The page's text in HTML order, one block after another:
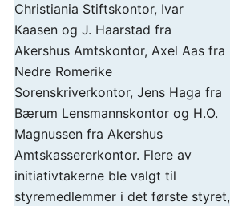
Christiania Stiftskontor, Ivar
Kaasen og J. Haarstad fra
Akershus Amtskontor, Axel Aas fra
Nedre Romerike
Sorenskriverkontor, Jens Haga fra
Bærum Lensmannskontor og H.O.
Magnussen fra Akershus
Amtskassererkontor. Flere av
initiativtakerne ble valgt til
styremedlemmer i det første styret,